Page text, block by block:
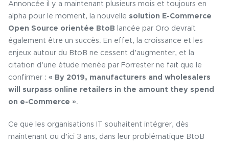
Annoncée il y a maintenant plusieurs mois et toujours en
alpha pour le moment, la nouvelle solution E-Commerce
Open Source orientée BtoB lancée par Oro devrait
également être un succès. En effet, la croissance et les
enjeux autour du BtoB ne cessent d’augmenter, et la
citation d’une étude menée par Forrester ne fait que le
confirmer : « By 2019, manufacturers and wholesalers
will surpass online retailers in the amount they spend
on e-Commerce ».
Ce que les organisations IT souhaitent intégrer, dès
maintenant ou d’ici 3 ans, dans leur problématique BtoB